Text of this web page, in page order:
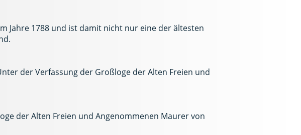
Jahre 1788 und ist damit nicht nur eine der ältesten
der Verfassung der Großloge der Alten Freien und
der Alten Freien und Angenommenen Maurer von